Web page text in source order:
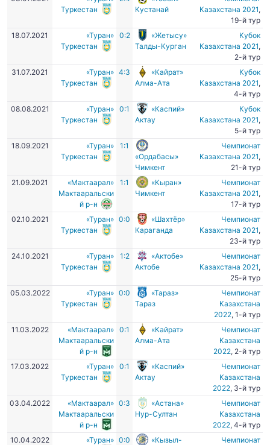
Туркестан
Кустанай
Казахстана 2021,
19-й тур
18.07.2021
«Туран»
Туркестан
0:2
«Жетысу»
Талды-Курган
Кубок
Казахстана 2021,
2-й тур
31.07.2021
«Туран»
Туркестан
4:3
«Кайрат»
Алма-Ата
Кубок
Казахстана 2021,
4-й тур
08.08.2021
«Туран»
Туркестан
0:1
«Каспий»
Актау
Кубок
Казахстана 2021,
5-й тур
18.09.2021
«Туран»
Туркестан
1:1
«Ордабасы»
Чимкент
Чемпионат
Казахстана 2021,
21-й тур
21.09.2021
«Мактаарал»
Мактааральски
й р-н
1:1
«Кыран»
Чимкент
Чемпионат
Казахстана 2021,
17-й тур
02.10.2021
«Туран»
Туркестан
0:0
«Шахтёр»
Караганда
Чемпионат
Казахстана 2021,
23-й тур
24.10.2021
«Туран»
Туркестан
1:2
«Актобе»
Актобе
Чемпионат
Казахстана 2021,
25-й тур
05.03.2022
«Туран»
Туркестан
0:0
«Тараз»
Тараз
Чемпионат
Казахстана
2022, 1-й тур
11.03.2022
«Мактаарал»
Мактааральски
й р-н
0:1
«Кайрат»
Алма-Ата
Чемпионат
Казахстана
2022, 2-й тур
17.03.2022
«Туран»
Туркестан
0:1
«Каспий»
Актау
Чемпионат
Казахстана
2022, 3-й тур
03.04.2022
«Мактаарал»
Мактааральски
й р-н
0:3
«Астана»
Нур-Султан
Чемпионат
Казахстана
2022, 4-й тур
10.04.2022
«Туран» 0:0
«Кызыл-
Чемпионат